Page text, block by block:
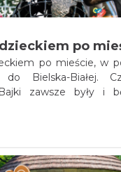
po
po mieście, w
Bielska-Białej.
zawsze były i
z pierwszych
były tylko dzikie